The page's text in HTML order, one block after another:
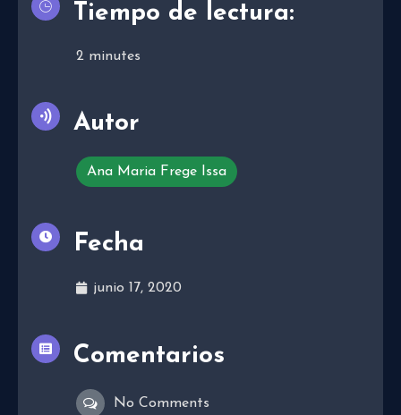
Tiempo de lectura:
2 minutes
Autor
Ana Maria Frege Issa
Fecha
junio 17, 2020
Comentarios
No Comments